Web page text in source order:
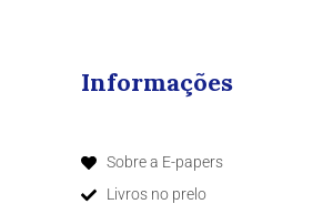
Informações
Sobre a E-papers
Livros no prelo